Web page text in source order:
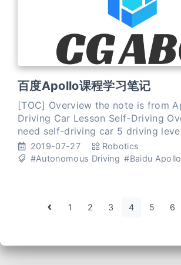
百度Apollo课程学习笔记
[TOC] Overview the note is from Apollo Self-
Driving Car Lesson Self-Driving Overview why
need self-driving car 5 driving levels self-driving
2019-07-27
Robotics
#Autonomous Driving #Baidu Apollo
1 2 3 4 5 6